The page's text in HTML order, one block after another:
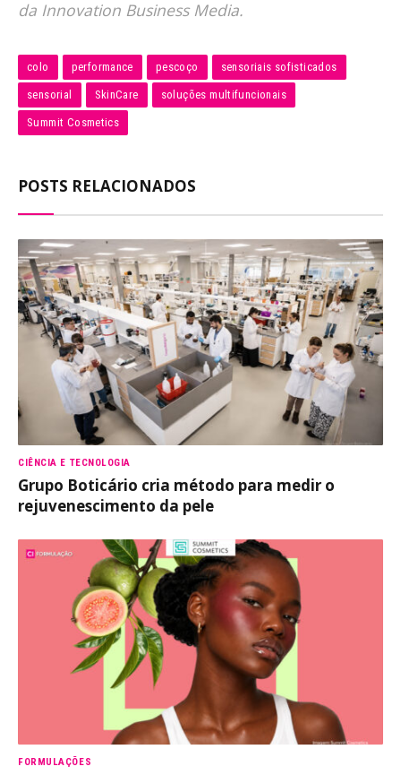
da Innovation Business Media.
colo performance pescoço sensoriais sofisticados
sensorial SkinCare soluções multifuncionais
Summit Cosmetics
POSTS RELACIONADOS
CIÊNCIA E TECNOLOGIA
Grupo Boticário cria método para medir o
rejuvenescimento da pele
FORMULAÇÕES